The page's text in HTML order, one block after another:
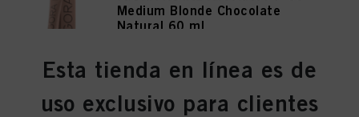
Medium Blonde Chocolate
Natural 60 ml
REGISTRAR Y COMPRAR
Esta tienda en línea es de
uso exclusivo para clientes